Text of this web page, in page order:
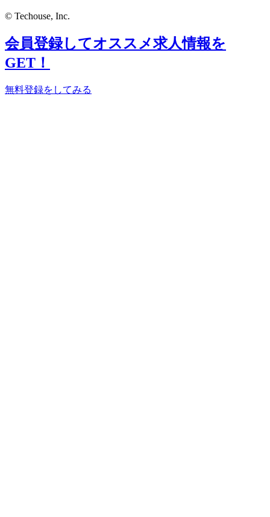
© Techouse, Inc.
会員登録してオススメ求人情報を
GET！
無料登録をしてみる